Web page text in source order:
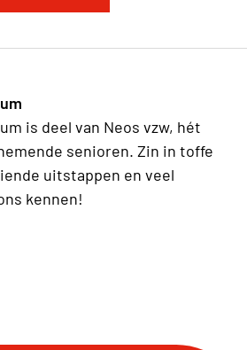
is deel van Neos vzw, hét
senioren. Zin in toffe
uitstappen en veel
kennen!